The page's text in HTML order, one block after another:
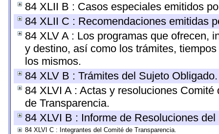
84 XLII B : Casos especiales emitidos
84 XLII C : Recomendaciones emitidas
84 XLV A : Los programas que ofrecen,
y destino, así como los trámites,
los mismos.
84 XLV B : Trámites del Sujeto Obligado.
84 XLVI A : Actas y resoluciones
de Transparencia.
84 XLVI B : Informe de Resoluciones
84 XLVI C : Integrantes del Comité de Transparencia.